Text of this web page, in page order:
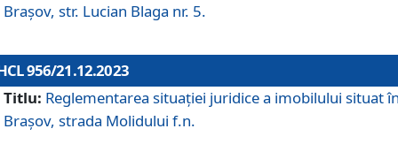
Brașov, str. Lucian Blaga nr. 5.
956/21.12.2023
Titlu: Reglementarea situației juridice a imobilului situat
Brașov, strada Molidului f.n.